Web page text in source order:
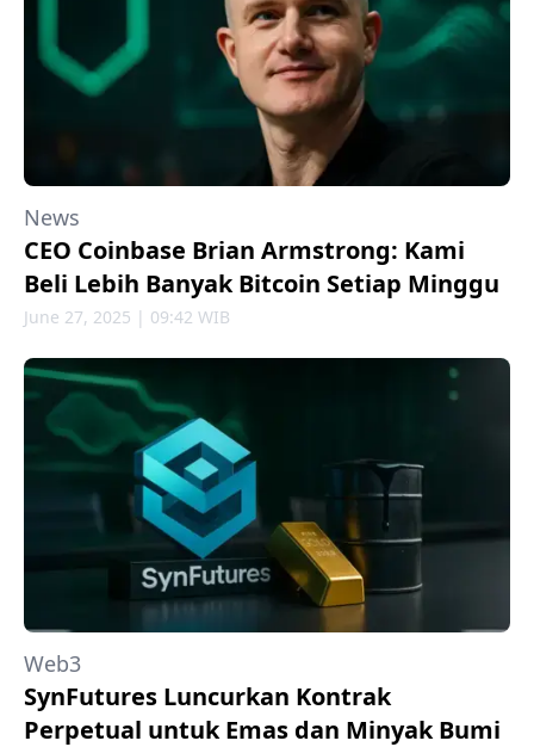
News
CEO Coinbase Brian Armstrong: Kami
Beli Lebih Banyak Bitcoin Setiap Minggu
June 27, 2025 | 09:42 WIB
Web3
SynFutures Luncurkan Kontrak
Perpetual untuk Emas dan Minyak Bumi